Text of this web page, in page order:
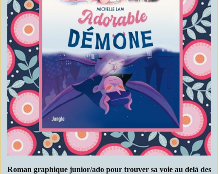
Roman graphique junior/ado pour trouver sa voie au delà des